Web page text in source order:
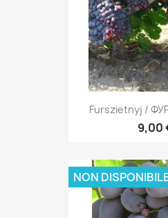
Furszietnyj /
9,00
NON